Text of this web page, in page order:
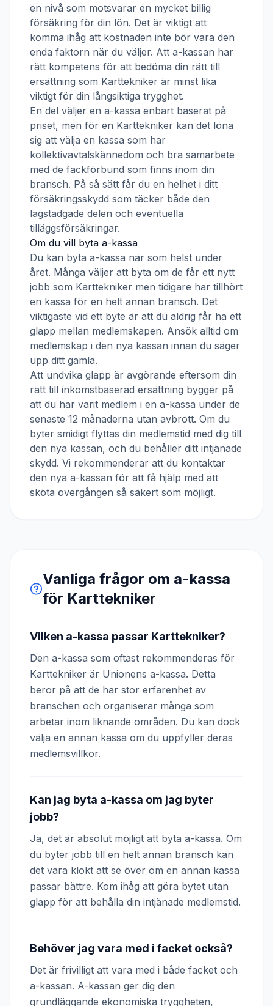
en nivå som motsvarar en mycket billig
försäkring för din lön. Det är viktigt att
komma ihåg att kostnaden inte bör vara den
enda faktorn när du väljer. Att a-kassan har
rätt kompetens för att bedöma din rätt till
ersättning som Karttekniker är minst lika
viktigt för din långsiktiga trygghet.
En del väljer en a-kassa enbart baserat på
priset, men för en Karttekniker kan det löna
sig att välja en kassa som har
kollektivavtalskännedom och bra samarbete
med de fackförbund som finns inom din
bransch. På så sätt får du en helhet i ditt
försäkringsskydd som täcker både den
lagstadgade delen och eventuella
tilläggsförsäkringar.
Om du vill byta a-kassa
Du kan byta a-kassa när som helst under
året. Många väljer att byta om de får ett nytt
jobb som Karttekniker men tidigare har tillhört
en kassa för en helt annan bransch. Det
viktigaste vid ett byte är att du aldrig får ha ett
glapp mellan medlemskapen. Ansök alltid om
medlemskap i den nya kassan innan du säger
upp ditt gamla.
Att undvika glapp är avgörande eftersom din
rätt till inkomstbaserad ersättning bygger på
att du har varit medlem i en a-kassa under de
senaste 12 månaderna utan avbrott. Om du
byter smidigt flyttas din medlemstid med dig till
den nya kassan, och du behåller ditt intjänade
skydd. Vi rekommenderar att du kontaktar
den nya a-kassan för att få hjälp med att
sköta övergången så säkert som möjligt.
Vanliga frågor om a-kassa
för Karttekniker
Vilken a-kassa passar Karttekniker?
Den a-kassa som oftast rekommenderas för
Karttekniker är Unionens a-kassa. Detta
beror på att de har stor erfarenhet av
branschen och organiserar många som
arbetar inom liknande områden. Du kan dock
välja en annan kassa om du uppfyller deras
medlemsvillkor.
Kan jag byta a-kassa om jag byter
jobb?
Ja, det är absolut möjligt att byta a-kassa. Om
du byter jobb till en helt annan bransch kan
det vara klokt att se över om en annan kassa
passar bättre. Kom ihåg att göra bytet utan
glapp för att behålla din intjänade medlemstid.
Behöver jag vara med i facket också?
Det är frivilligt att vara med i både facket och
a-kassan. A-kassan ger dig den
grundläggande ekonomiska tryggheten,